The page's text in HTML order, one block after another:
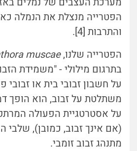
הפטרייה מנצלת את הנמלה
והתרבות [4].
הפטרייה שלנו,muscae,
בתרגום מילולי - "משמידת
משתלטת על זבוב, הוא הופך
על אסטרטגיית הפעולה
(אם אינך זבוב, כמובן), שלבי
מתנהג זבוב זומבי.